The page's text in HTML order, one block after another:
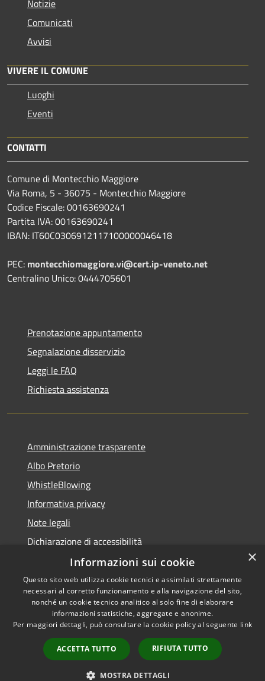
Notizie
Comunicati
Avvisi
VIVERE IL COMUNE
Luoghi
Eventi
CONTATTI
Comune di Montecchio Maggiore
Via Roma, 5 - 36075 - Montecchio Maggiore
Codice Fiscale: 00163690241
Partita IVA: 00163690241
IBAN: IT60C0306912117100000046418
PEC: montecchiomaggiore.vi@cert.ip-veneto.net
Centralino Unico: 0444705601
Prenotazione appuntamento
Segnalazione disservizio
Leggi le FAQ
Richiesta assistenza
Amministrazione trasparente
Albo Pretorio
WhistleBlowing
Informativa privacy
Note legali
Dichiarazione di accessibilità
Accessibilità
Privacy
Mappa del sito
Obiettivi di accessibilità
Copyright © 2026 • Città di
Montecchio Maggiore •
Powered byMunicipium •
Accesso redazione
×
Informazioni sui cookie
Questo sito web utilizza cookie tecnici e assimilati strettamente
necessari al corretto funzionamento e alla navigazione del sito,
nonché un cookie tecnico analitico al solo fine di elaborare
informazioni statistiche, aggregate e anonime.
Per maggiori dettagli, può consultare la cookie policy al seguente link
ACCETTA TUTTO RIFIUTA TUTTO
MOSTRA DETTAGLI